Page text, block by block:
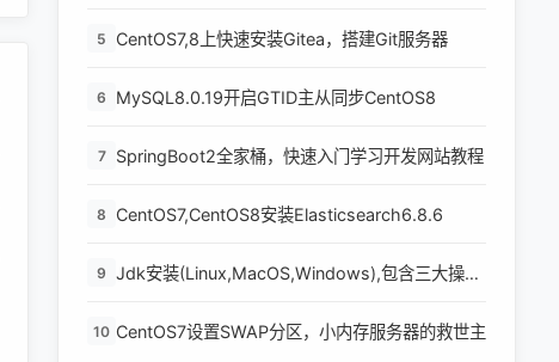
5 CentOS7,8上快速安装Gitea，搭建Git服务器
6 MySQL8.0.19开启GTID主从同步CentOS8
7 SpringBoot2全家桶，快速入门学习开发网站教程
8 CentOS7,CentOS8安装Elasticsearch6.8.6
9 Jdk安装(Linux,MacOS,Windows),包含三大操作
10 CentOS7设置SWAP分区，小内存服务器的救世主